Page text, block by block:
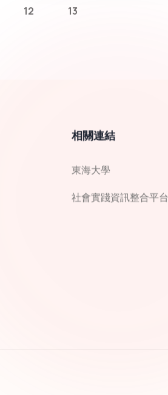
12 13
相關連結
東海大學
社會實踐資訊整合平台